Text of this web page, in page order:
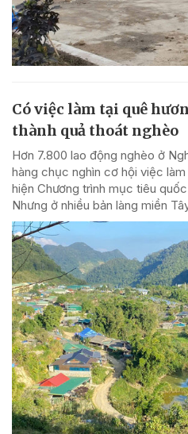
Có việc làm tại quê
thành quả thoát nghèo
Hơn 7.800 lao động nghèo ở
hàng chục nghìn cơ hội việc
hiện Chương trình mục tiêu
Nhưng ở nhiều bản làng miền